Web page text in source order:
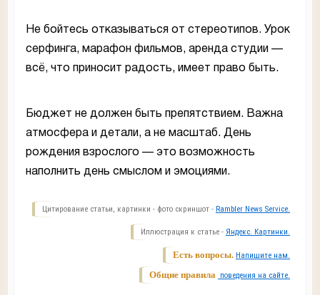
Не бойтесь отказываться от стереотипов. Урок
серфинга, марафон фильмов, аренда студии —
всё, что приносит радость, имеет право быть.
Бюджет не должен быть препятствием. Важна
атмосфера и детали, а не масштаб. День
рождения взрослого — это возможность
наполнить день смыслом и эмоциями.
Цитирование статьи, картинки - фото скриншот - Rambler News Service.
Иллюстрация к статье - Яндекс. Картинки.
Есть вопросы. Напишите нам.
Общие правила поведения на сайте.